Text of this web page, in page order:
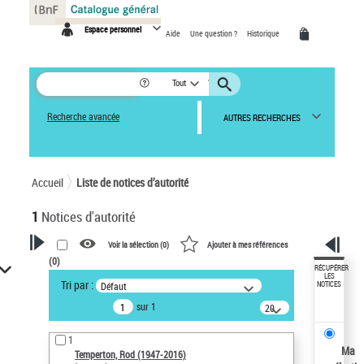
Espace personnel Aide Une question ? Historique
Tout
Recherche avancée AUTRES RECHERCHES
Accueil Liste de notices d’autorité
1 Notices d'autorité
VOTRE RECHERCHE
Recherche avancée dans les
notices d’autorité
Œuvres liées à l'auteur :
Temperton, Rod (1947-2016)
Voir la sélection (0) Ajouter à mes références
(0)
Tri par : Défaut
sur 1
20
résultats/page
1
Temperton, Rod (1947-2016)
RÉCUPÉRER
LES
NOTICES
Ma
Panneau de gestion des cookies